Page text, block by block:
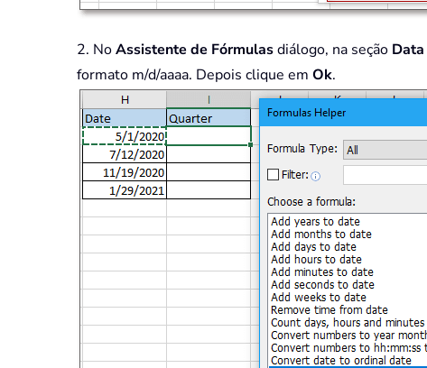
2. NoAssistente de Fórmulasdiálogo, na seção Data
formato m/d/aaaa. Depois clique em Ok.